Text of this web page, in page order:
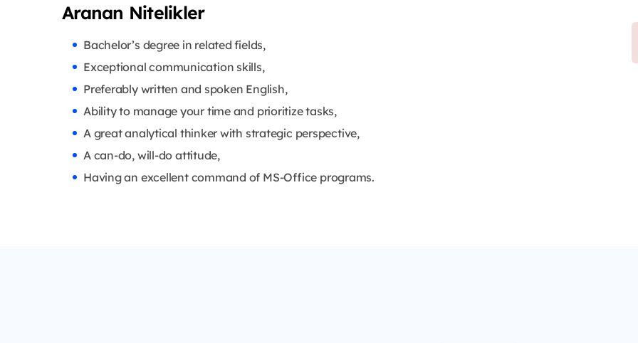
Aranan Nitelikler
Bachelor’s degree in related fields,
Exceptional communication skills,
Preferably written and spoken English,
Ability to manage your time and prioritize tasks,
A great analytical thinker with strategic perspective,
A can-do, will-do attitude,
Having an excellent command of MS-Office programs.